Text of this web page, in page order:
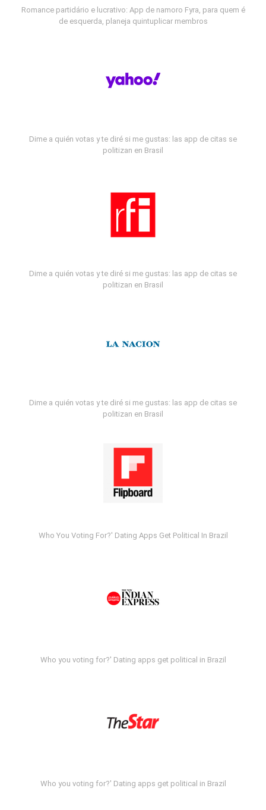
Romance partidário e lucrativo: App de namoro Fyra, para quem é
de esquerda, planeja quintuplicar membros
Dime a quién votas y te diré si me gustas: las app de citas se
politizan en Brasil
Dime a quién votas y te diré si me gustas: las app de citas se
politizan en Brasil
Dime a quién votas y te diré si me gustas: las app de citas se
politizan en Brasil
Who You Voting For?' Dating Apps Get Political In Brazil
Who you voting for?' Dating apps get political in Brazil
Who you voting for?' Dating apps get political in Brazil